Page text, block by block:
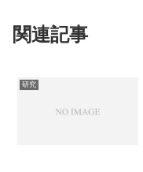
関連記事
研究